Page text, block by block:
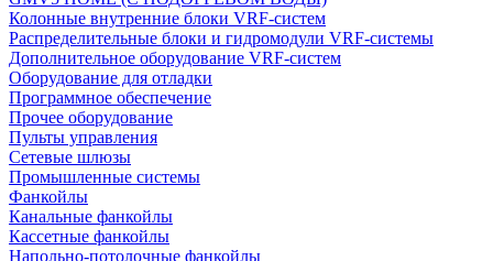
Колонные внутренние блоки VRF-систем
Распределительные блоки и гидромодули VRF-системы
Дополнительное оборудование VRF-систем
Оборудование для отладки
Программное обеспечение
Прочее оборудование
Пульты управления
Сетевые шлюзы
Промышленные системы
Фанкойлы
Канальные фанкойлы
Кассетные фанкойлы
Напольно-потолочные фанкойлы